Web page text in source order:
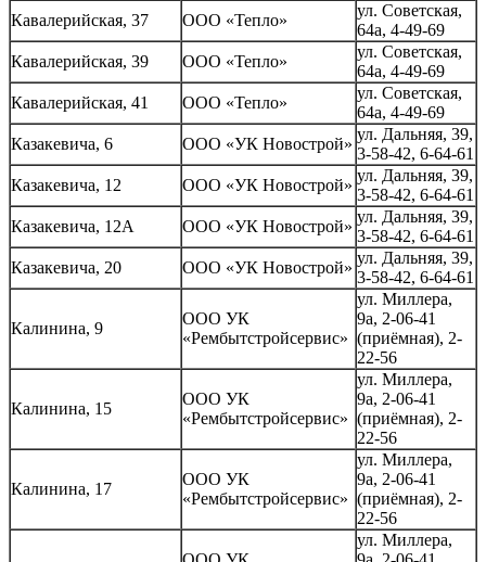
Кавалерийская, 37
ООО «Тепло»
ул. Советская,
64а, 4-49-69
Кавалерийская, 39
ООО «Тепло»
ул. Советская,
64а, 4-49-69
Кавалерийская, 41
ООО «Тепло»
ул. Советская,
64а, 4-49-69
Казакевича, 6
ООО «УК Новострой»
ул. Дальняя, 39,
3-58-42, 6-64-61
Казакевича, 12
ООО «УК Новострой»
ул. Дальняя, 39,
3-58-42, 6-64-61
Казакевича, 12А
ООО «УК Новострой»
ул. Дальняя, 39,
3-58-42, 6-64-61
Казакевича, 20
ООО «УК Новострой»
ул. Дальняя, 39,
3-58-42, 6-64-61
Калинина, 9
ООО УК
«Рембытстройсервис»
ул. Миллера,
9а, 2-06-41
(приёмная), 2-
22-56
Калинина, 15
ООО УК
«Рембытстройсервис»
ул. Миллера,
9а, 2-06-41
(приёмная), 2-
22-56
Калинина, 17
ООО УК
«Рембытстройсервис»
ул. Миллера,
9а, 2-06-41
(приёмная), 2-
22-56
ул. Миллера,